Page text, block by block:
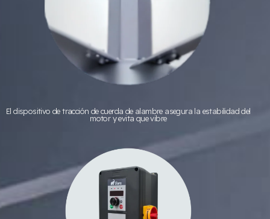
El dispositivo de tracción de cuerda de alambre asegura la estabilidad del
motor y evita que vibre